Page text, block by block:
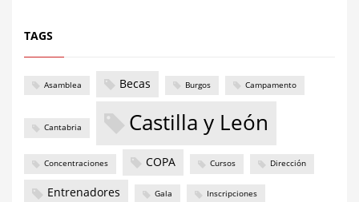
TAGS
Asamblea Becas Burgos Campamento
Cantabria Castilla y León
Concentraciones COPA Cursos Dirección
Entrenadores Gala Inscripciones